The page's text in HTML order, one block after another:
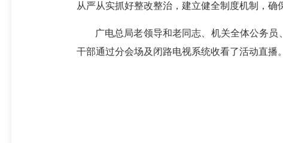
从严从实抓好整改整治，建立健全制度机制，确
广电总局老领导和老同志、机关全体公务
干部通过分会场及闭路电视系统收看了活动直播。